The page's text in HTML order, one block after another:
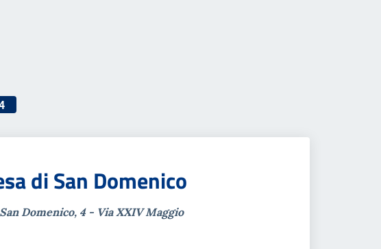
di San Domenico
Domenico, 4 - Via XXIV Maggio